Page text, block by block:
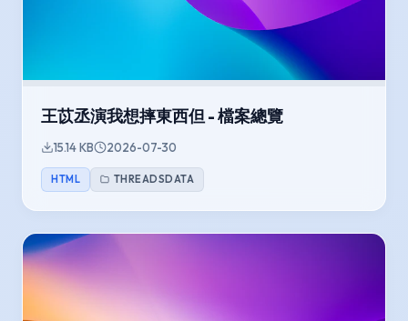
王苡丞演我想摔東西但 - 檔案總覽
15.14 KB 2026-07-30
HTML THREADSDATA